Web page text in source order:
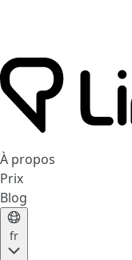
À propos
Prix
Blog
fr